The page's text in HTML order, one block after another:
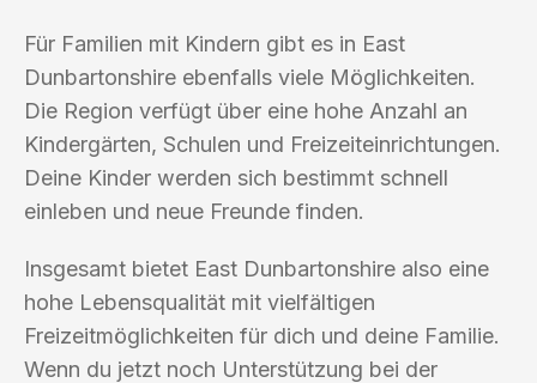
Für Familien mit Kindern gibt es in East
Dunbartonshire ebenfalls viele Möglichkeiten.
Die Region verfügt über eine hohe Anzahl an
Kindergärten, Schulen und Freizeiteinrichtungen.
Deine Kinder werden sich bestimmt schnell
einleben und neue Freunde finden.
Insgesamt bietet East Dunbartonshire also eine
hohe Lebensqualität mit vielfältigen
Freizeitmöglichkeiten für dich und deine Familie.
Wenn du jetzt noch Unterstützung bei der